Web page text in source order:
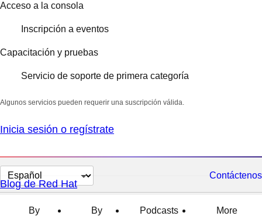
Acceso a la consola
Inscripción a eventos
Capacitación y pruebas
Servicio de soporte de primera categoría
Algunos servicios pueden requerir una suscripción válida.
Inicia sesión o regístrate
Cambiar
el
idioma
Contáctenos
Blog de Red Hat
By
By
Podcasts
More